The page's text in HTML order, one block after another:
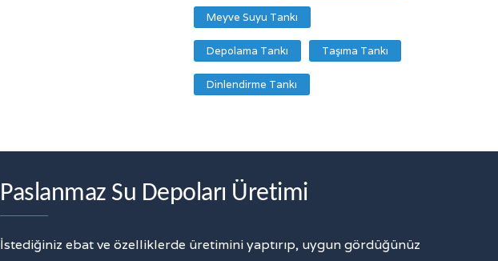
Meyve Suyu Tankı
Depolama Tankı Taşıma Tankı
Dinlendirme Tankı
Paslanmaz Su Depoları Üretimi
İstediğiniz ebat ve özelliklerde üretimini yaptırıp, uygun gördüğünüz